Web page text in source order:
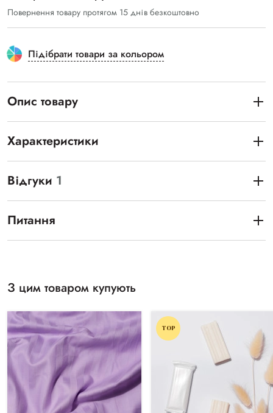
Повернення товару протягом 15 днів безкоштовно
Підібрати товари за кольором
Опис товару
Характеристики
Відгуки 1
Питання
З цим товаром купують
TOP